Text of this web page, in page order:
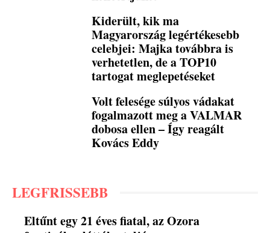
Kiderült, kik ma
Magyarország legértékesebb
celebjei: Majka továbbra is
verhetetlen, de a TOP10
tartogat meglepetéseket
Volt felesége súlyos vádakat
fogalmazott meg a VALMAR
dobosa ellen – Így reagált
Kovács Eddy
LEGFRISSEBB
Eltűnt egy 21 éves fiatal, az Ozora